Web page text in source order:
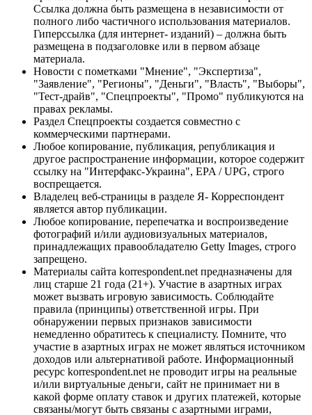
Ссылка должна быть размещена в независимости от
полного либо частичного использования материалов.
Гиперссылка (для интернет- изданий) – должна быть
размещена в подзаголовке или в первом абзаце
материала.
Новости с пометками "Мнение", "Экспертиза",
"Заявление", "Регионы", "Деньги", "Власть", "Выборы",
"Тест-драйв", "Спецпроекты", "Промо" публикуются на
правах рекламы.
Раздел Спецпроекты создается совместно с
коммерческими партнерами.
Любое копирование, публикация, републикация и
другое распространение информации, которое содержит
ссылку на "Интерфакс-Украина", EPA / UPG, строго
воспрещается.
Владелец веб-страницы в разделе Я- Корреспондент
является автор публикации.
Любое копирование, перепечатка и воспроизведение
фотографий и/или аудиовизуальных материалов,
принадлежащих правообладателю Getty Images, строго
запрещено.
Материалы сайта korrespondent.net предназначены для
лиц старше 21 года (21+). Участие в азартных играх
может вызвать игровую зависимость. Соблюдайте
правила (принципы) ответственной игры. При
обнаружении первых признаков зависимости
немедленно обратитесь к специалисту. Помните, что
участие в азартных играх не может являться источником
доходов или альтернативой работе. Информационный
ресурс korrespondent.net не проводит игры на реальные
и/или виртуальные деньги, сайт не принимает ни в
какой форме оплату ставок и других платежей, которые
связаны/могут быть связаны с азартными играми,